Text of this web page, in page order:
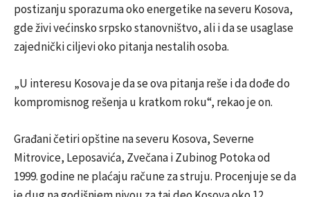
postizanju sporazuma oko energetike na severu Kosova,
gde živi većinsko srpsko stanovništvo, ali i da se usaglase
zajednički ciljevi oko pitanja nestalih osoba.
„U interesu Kosova je da se ova pitanja reše i da dođe do
kompromisnog rešenja u kratkom roku“, rekao je on.
Građani četiri opštine na severu Kosova, Severne
Mitrovice, Leposavića, Zvečana i Zubinog Potoka od
1999. godine ne plaćaju račune za struju. Procenjuje se da